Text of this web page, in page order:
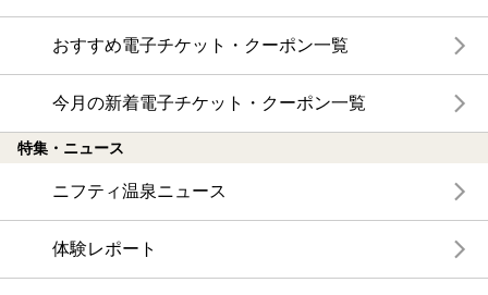
おすすめ電子チケット・クーポン一覧
今月の新着電子チケット・クーポン一覧
特集・ニュース
ニフティ温泉ニュース
体験レポート